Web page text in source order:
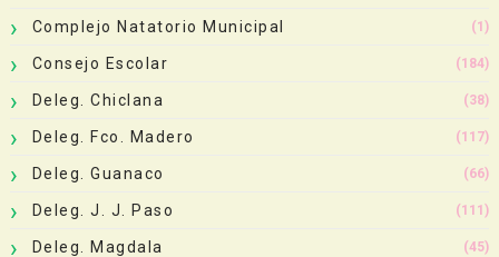
Complejo Natatorio Municipal (1)
Consejo Escolar (184)
Deleg. Chiclana (38)
Deleg. Fco. Madero (117)
Deleg. Guanaco (66)
Deleg. J. J. Paso (111)
Deleg. Magdala (45)